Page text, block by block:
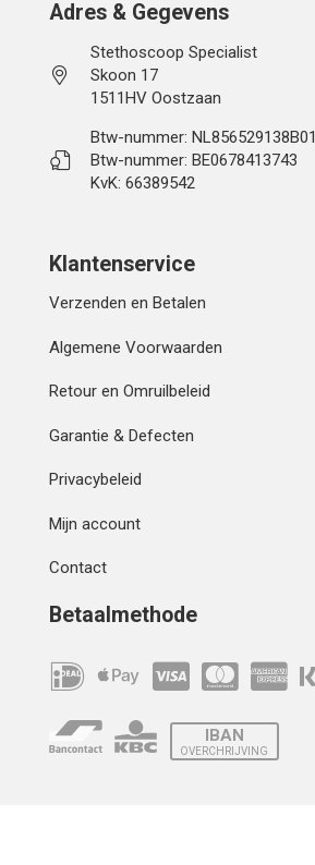
Adres & Gegevens
Stethoscoop Specialist
Skoon 17
1511HV Oostzaan
Btw-nummer: NL856529138B01
Btw-nummer: BE0678413743
KvK: 66389542
Klantenservice
Verzenden en Betalen
Algemene Voorwaarden
Retour en Omruilbeleid
Garantie & Defecten
Privacybeleid
Mijn account
Contact
Betaalmethode
IBAN
OVERCHRIJVING